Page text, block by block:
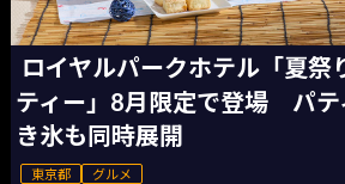
ロイヤルパークホテル「夏祭
ティー」8月限定で登場 パテ
き氷も同時展開
東京都 グルメ